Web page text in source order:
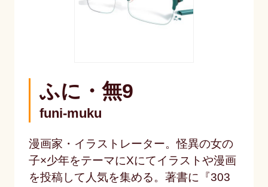
ふに・無9
funi-muku
漫画家・イラストレーター。怪異の女の
子×少年をテーマにXにてイラストや漫画
を投稿して人気を集める。著書に『303